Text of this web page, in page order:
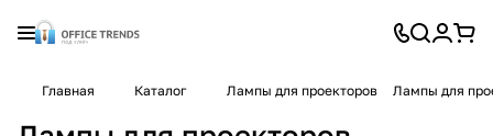
Главная Каталог Лампы для проекторов Лампы для